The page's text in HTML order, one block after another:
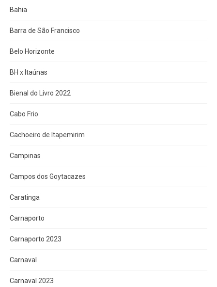
Bahia
Barra de São Francisco
Belo Horizonte
BH x Itaúnas
Bienal do Livro 2022
Cabo Frio
Cachoeiro de Itapemirim
Campinas
Campos dos Goytacazes
Caratinga
Carnaporto
Carnaporto 2023
Carnaval
Carnaval 2023